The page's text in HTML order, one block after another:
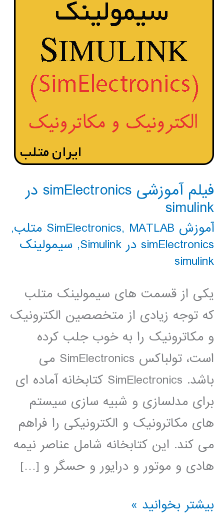
فیلم آموزشی simElectronics در
simulink
آموزش SimElectronics , MATLAB متلب
,
simElectronics در Simulink
, سیمولینک
simulink
یکی از قسمت های سیمولینک متلب
که توجه زیادی از متخصصین الکترونیک
و مکاترونیک را به خوب جلب کرده
است، تولباکس SimElectronics می
باشد. SimElectronics کتابخانه آماده ای
برای مدلسازی و شبیه سازی سیستم
های مکاترونیک و الکترونیکی را فراهم
می کند. این کتابخانه شامل عناصر نیمه
هادی و موتور و درایور و حسگر و […]
فیلم
بیشتر بخوانید »